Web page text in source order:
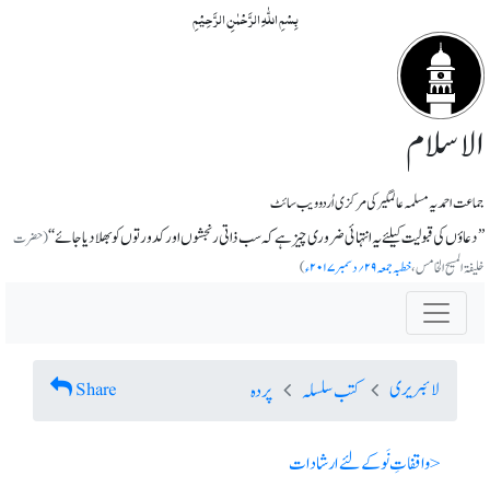
بِسۡمِ اللّٰہِ الرَّحۡمٰنِ الرَّحِیۡمِ
الاسلام
جماعت احمدیہ مسلمہ عالمگیر کی مرکزی اُردو ویب سائٹ
’’دعاؤں کی قبولیت کیلئے یہ انتہائی ضروری چیز ہے کہ سب ذاتی رنجشوں اور کدورتوں کو بھلا دیا جائے‘‘(حضرت
خلیفۃ المسیح الخامس،خطبہ جمعہ ۲۹؍دسمبر ۲۰۱۷ء )
لائبریری کتب سلسلہ پردہ Share
< واقفاتِ نَو کے لئے ارشادات